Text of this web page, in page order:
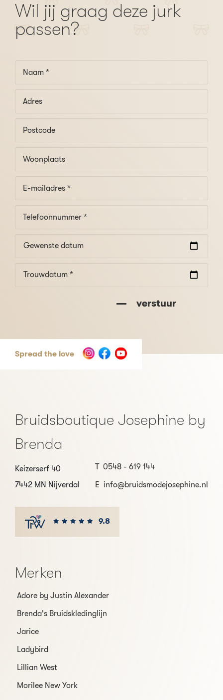
Wil jij graag deze jurk
passen?
Gewenste datum
Trouwdatum *
verstuur
Spread the love
Bruidsboutique Josephine by
Brenda
Keizerserf 40
7442 MN Nijverdal
T 0548 - 619 144
E info@bruidsmodejosephine.nl
9.8
Merken
Adore by Justin Alexander
Brenda's Bruidskledinglijn
Jarice
Ladybird
Lillian West
Morilee New York